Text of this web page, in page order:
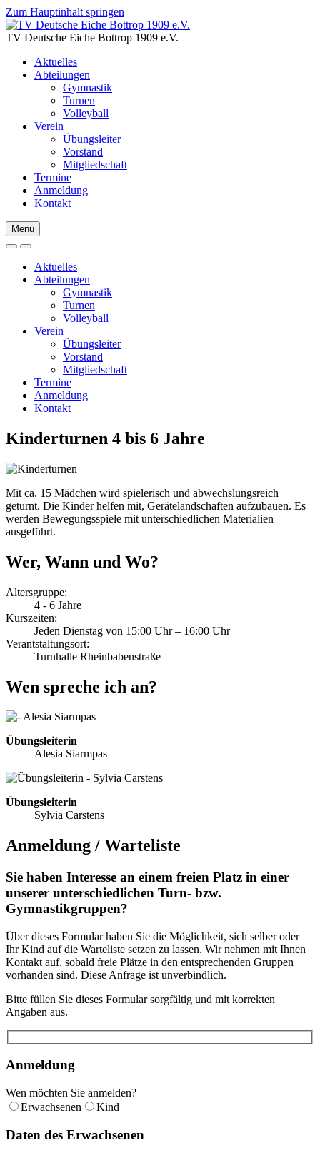
Zum Hauptinhalt springen
TV Deutsche Eiche Bottrop 1909 e.V.
Aktuelles
Abteilungen
Gymnastik
Turnen
Volleyball
Verein
Übungsleiter
Vorstand
Mitgliedschaft
Termine
Anmeldung
Kontakt
Menü
Aktuelles
Abteilungen
Gymnastik
Turnen
Volleyball
Verein
Übungsleiter
Vorstand
Mitgliedschaft
Termine
Anmeldung
Kontakt
Kinderturnen 4 bis 6 Jahre
Mit ca. 15 Mädchen wird spielerisch und abwechslungsreich
geturnt. Die Kinder helfen mit, Gerätelandschaften aufzubauen. Es
werden Bewegungsspiele mit unterschiedlichen Materialien
ausgeführt.
Wer, Wann und Wo?
Altersgruppe:
4 - 6 Jahre
Kurszeiten:
Jeden Dienstag von 15:00 Uhr – 16:00 Uhr
Verantstaltungsort:
Turnhalle Rheinbabenstraße
Wen spreche ich an?
Übungsleiterin
Alesia Siarmpas
Übungsleiterin
Sylvia Carstens
Anmeldung / Warteliste
Sie haben Interesse an einem freien Platz in einer
unserer unterschiedlichen Turn- bzw.
Gymnastikgruppen?
Über dieses Formular haben Sie die Möglichkeit, sich selber oder
Ihr Kind auf die Warteliste setzen zu lassen. Wir nehmen mit Ihnen
Kontakt auf, sobald freie Plätze in den entsprechenden Gruppen
vorhanden sind. Diese Anfrage ist unverbindlich.
Bitte füllen Sie dieses Formular sorgfältig und mit korrekten
Angaben aus.
Anmeldung
Wen möchten Sie anmelden?
Erwachsenen
Kind
Daten des Erwachsenen